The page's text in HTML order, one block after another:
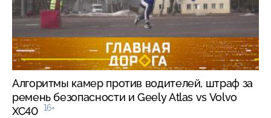
Алгоритмы камер против водителей, штраф за
ремень безопасности и Geely Atlas vs Volvo
XC40 16+